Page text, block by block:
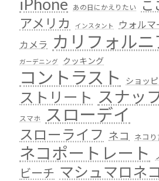
あの日にかえりたい
こ
アメリカ
インスタント
ウォルマ
カメラ
カリフォルニ
ガーデニング クッキング
コントラスト ショッ
ストリート スナッ
スマホ スローデイ
スローライフ ネコ ネコり
ネコポートレート
ビーチ マシュマロネコ